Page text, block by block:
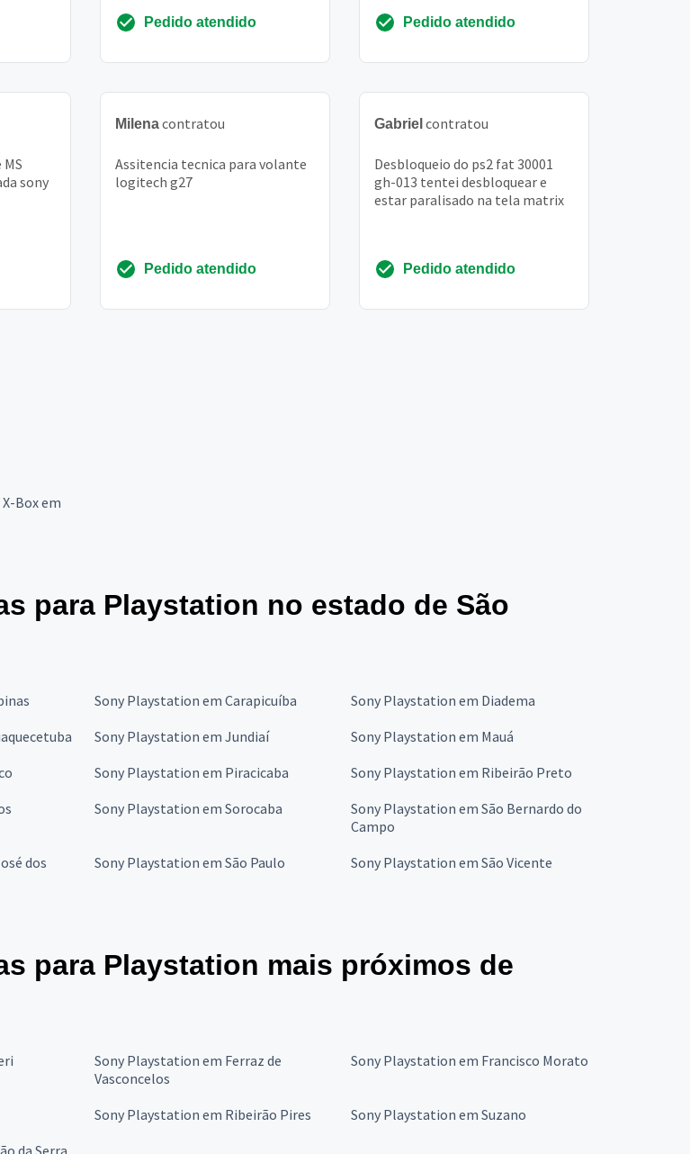
Pedido atendido Pedido atendido
sony
Milenacontratou
Assitencia tecnica para volante
logitech g27
Pedido atendido
Gabriel contratou
Desbloqueio do ps2 fat 30001
gh-013 tentei desbloquear e
estar paralisado na tela matrix
Pedido atendido
Box em
para Playstation no estado de São
Sony Playstation em Carapicuíba
Sony Playstation em Diadema
Sony Playstation em Jundiaí
Sony Playstation em Mauá
Sony Playstation em Piracicaba
Sony Playstation em Ribeirão Preto
Sony Playstation em Sorocaba
Sony Playstation em São Bernardo do
Campo
dos
Sony Playstation em São Paulo Sony Playstation em São Vicente
para Playstation mais próximos de
Sony Playstation em Ferraz de
Vasconcelos
Sony Playstation em Francisco Morato
Sony Playstation em Ribeirão Pires
Sony Playstation em Suzano
da Serra